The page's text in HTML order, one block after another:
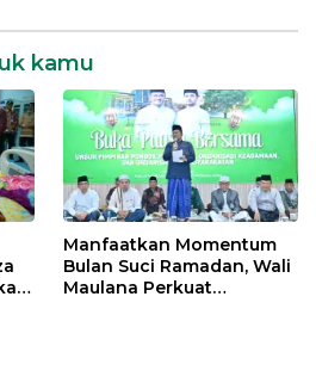
kamu
Manfaatkan Momentum
Bulan Suci Ramadan, Wali
Maulana Perkuat